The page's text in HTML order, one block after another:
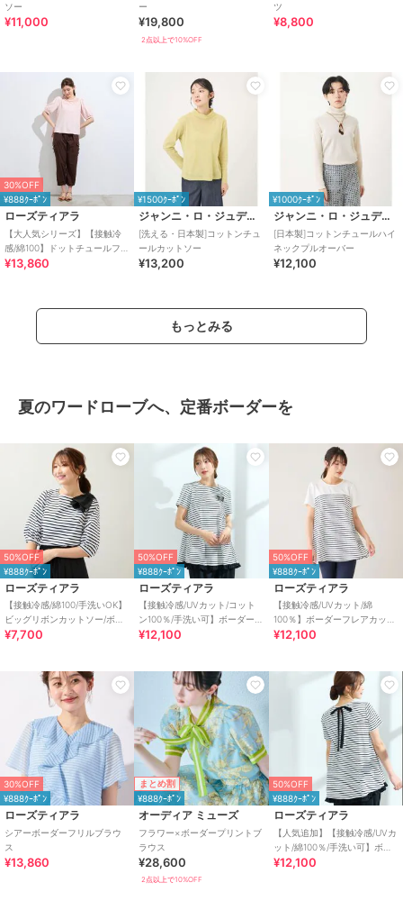
ソー
¥11,000
ー
¥19,800
2点以上で10%OFF
ツ
¥8,800
30%OFF
¥888ｸｰﾎﾟﾝ
ローズティアラ
【大人気シリーズ】【接触冷
感/綿100】ドットチュールフラ
ワーカットソー
¥13,860
¥1500ｸｰﾎﾟﾝ
ジャンニ・ロ・ジュディチェ
[洗える・日本製]コットンチュ
ールカットソー
¥13,200
¥1000ｸｰﾎﾟﾝ
ジャンニ・ロ・ジュディチェ
[日本製]コットンチュールハイ
ネックプルオーバー
¥12,100
もっとみる
夏のワードローブへ、定番ボーダーを
50%OFF
¥888ｸｰﾎﾟﾝ
ローズティアラ
【接触冷感/綿100/手洗いOK】
ビッグリボンカットソー/ボー
ダー
¥7,700
50%OFF
¥888ｸｰﾎﾟﾝ
ローズティアラ
【接触冷感/UVカット/コット
ン100％/手洗い可】ボーダーカ
ットソー
¥12,100
50%OFF
¥888ｸｰﾎﾟﾝ
ローズティアラ
【接触冷感/UVカット/綿
100％】ボーダーフレアカット
ソー
¥12,100
30%OFF
¥888ｸｰﾎﾟﾝ
ローズティアラ
シアーボーダーフリルブラウ
ス
¥13,860
まとめ割
¥888ｸｰﾎﾟﾝ
オーディア ミューズ
フラワー×ボーダープリントブ
ラウス
¥28,600
2点以上で10%OFF
50%OFF
¥888ｸｰﾎﾟﾝ
ローズティアラ
【人気追加】【接触冷感/UVカ
ット/綿100％/手洗い可】ボー
ダーカットソー
¥12,100